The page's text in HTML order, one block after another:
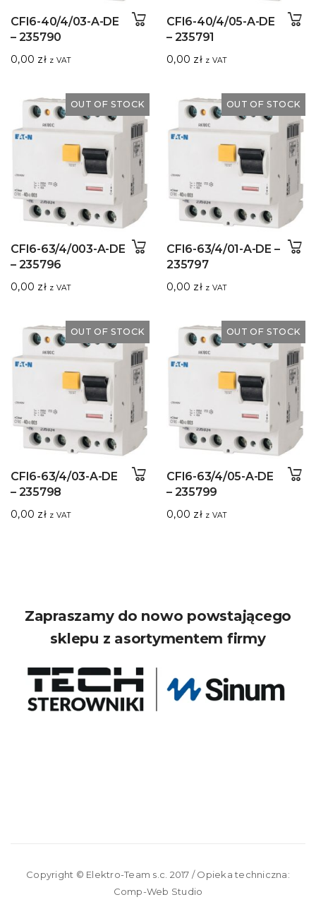
CFI6-40/4/03-A-DE
– 235790
0,00 zł z VAT
CFI6-40/4/05-A-DE
– 235791
0,00 zł z VAT
OUT OF STOCK
CFI6-63/4/003-A-DE
– 235796
0,00 zł z VAT
OUT OF STOCK
CFI6-63/4/01-A-DE –
235797
0,00 zł z VAT
OUT OF STOCK
CFI6-63/4/03-A-DE
– 235798
0,00 zł z VAT
OUT OF STOCK
CFI6-63/4/05-A-DE
– 235799
0,00 zł z VAT
Zapraszamy do nowo powstającego
sklepu z asortymentem firmy
Copyright © Elektro-Team s.c. 2017 / Opieka techniczna:
Comp-Web Studio